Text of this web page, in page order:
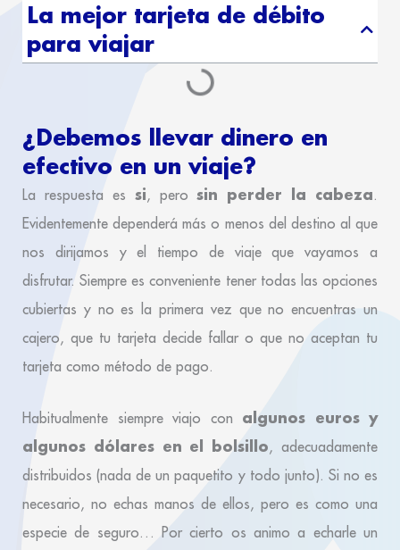
La mejor tarjeta de débito
para viajar
¿Debemos llevar dinero en
efectivo en un viaje?
La respuesta es si, perosin perder la cabeza.
Evidentemente dependerá más o menos del destino al que
nos dirijamos y el tiempo de viaje que vayamos a
disfrutar. Siempre es conveniente tener todas las opciones
cubiertas y no es la primera vez que no encuentras un
cajero, que tu tarjeta decide fallar o que no aceptan tu
tarjeta como método de pago.
Habitualmente siempre viajo con algunos euros y
algunos dólares en el bolsillo, adecuadamente
distribuidos (nada de un paquetito y todo junto). Si no es
necesario, no echas manos de ellos, pero es como una
especie de seguro… Por cierto os animo a echarle un